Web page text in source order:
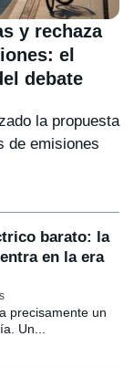
y rechaza
el
debate
la propuesta
de emisiones
barato: la
en la era
precisamente un
Un...